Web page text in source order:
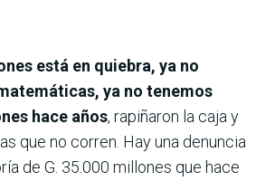
está en quiebra, ya no
ya no tenemos
hace años, rapiñaron la caja y
que no corren. Hay una denuncia
de G. 35.000 millones que hace